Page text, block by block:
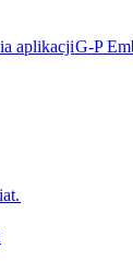
aplikacji​​G-P